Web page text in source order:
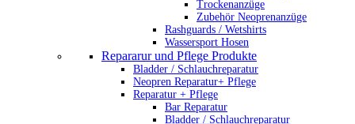
Trockenanzüge
Zubehör Neoprenanzüge
Rashguards / Wetshirts
Wassersport Hosen
Repararur und Pflege Produkte
Bladder / Schlauchreparatur
Neopren Reparatur+ Pflege
Reparatur + Pflege
Bar Reparatur
Bladder / Schlauchreparatur